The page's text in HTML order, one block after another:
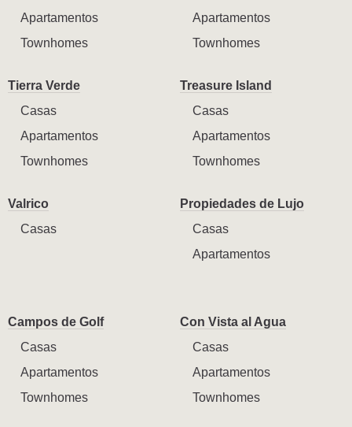
Apartamentos
Townhomes
Apartamentos
Townhomes
Tierra Verde
Casas
Apartamentos
Townhomes
Treasure Island
Casas
Apartamentos
Townhomes
Valrico
Casas
Propiedades de Lujo
Casas
Apartamentos
Campos de Golf
Casas
Apartamentos
Townhomes
Con Vista al Agua
Casas
Apartamentos
Townhomes